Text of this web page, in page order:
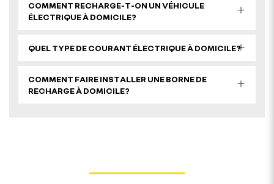
COMMENT RECHARGE-T-ON UN VÉHICULE
ÉLECTRIQUE À DOMICILE?
QUEL TYPE DE COURANT ÉLECTRIQUE À DOMICILE?
COMMENT FAIRE INSTALLER UNE BORNE DE
RECHARGE À DOMICILE?